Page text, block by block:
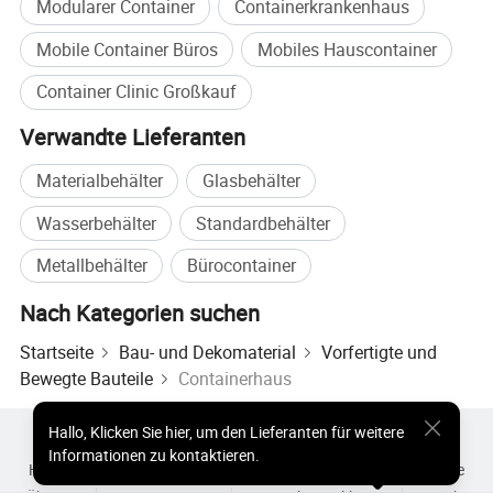
Die vorgefertigteKlinik kannan Ihre speziellen
Bedürfnisse angepasst werden. Kontaktieren Sie
uns noch heute, wenn Sie Fragen haben. Unsere
technischen und Vertriebsteams werden Ihr Bestes
geben, um Sie zu unterstützen!
Modularer Container
Containerkrankenhaus
Mobile Container Büros
Mobiles Hauscontainer
Container Clinic Großkauf
Verwandte Lieferanten
Materialbehälter
Glasbehälter
Wasserbehälter
Standardbehälter
Metallbehälter
Bürocontainer
Nach Kategorien suchen
Startseite Bau- und Dekomaterial
Vorfertigte und
Bewegte Bauteile
Containerhaus
Hallo, Klicken Sie hier, um den Lieferanten für weitere
Informationen zu kontaktieren.
Heiße Produkte
Heiße Produkte Preis
Heiße Großhandelsprodukte
Einblicke